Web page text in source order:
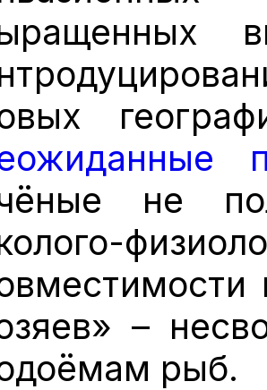
не
–
рыб.